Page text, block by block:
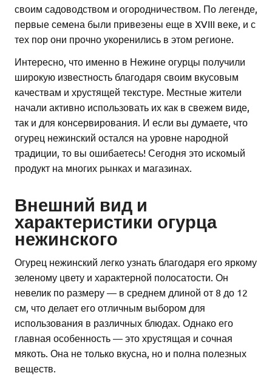
своим садоводством и огородничеством. По легенде,
первые семена были привезены еще в XVIII веке, и с
тех пор они прочно укоренились в этом регионе.
Интересно, что именно в Нежине огурцы получили
широкую известность благодаря своим вкусовым
качествам и хрустящей текстуре. Местные жители
начали активно использовать их как в свежем виде,
так и для консервирования. И если вы думаете, что
огурец нежинский остался на уровне народной
традиции, то вы ошибаетесь! Сегодня это искомый
продукт на многих рынках и магазинах.
Внешний вид и
характеристики огурца
нежинского
Огурец нежинский легко узнать благодаря его яркому
зеленому цвету и характерной полосатости. Он
невелик по размеру — в среднем длиной от 8 до 12
см, что делает его отличным выбором для
использования в различных блюдах. Однако его
главная особенность — это хрустящая и сочная
мякоть. Она не только вкусна, но и полна полезных
веществ.